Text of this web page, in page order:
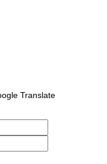
Translate